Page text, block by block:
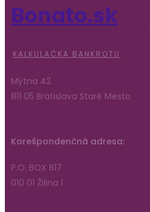
Bonato.sk
KALKULAČKA BANKROTU
Mýtna 42
811 05 Bratislava Staré Mesto
Korešpondenčná adresa:
P.O. BOX B17
010 01 Žilina 1